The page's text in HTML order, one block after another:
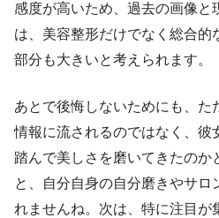
感度が高いため、過去の画像と
は、美容整形だけでなく総合的
部分も大きいと考えられます。
あとで後悔しないためにも、た
情報に流されるのではなく、彼
踏んで美しさを磨いてきたのか
と、自分自身の自分磨きやサロ
れませんね。次は、特に注目が